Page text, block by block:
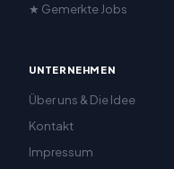
★ Gemerkte Jobs
UNTERNEHMEN
Über uns & Die Idee
Kontakt
Impressum